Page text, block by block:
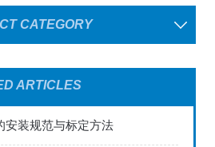
CATEGORY
ARTICLES
安装规范与标定方法